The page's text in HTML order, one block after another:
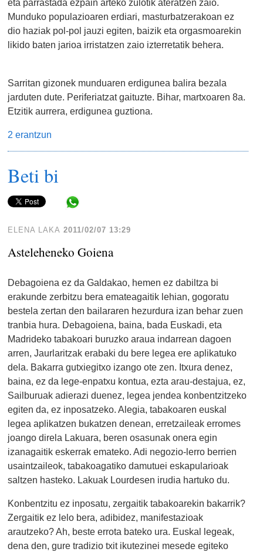
eta parrastada ezpain arteko zulotik ateratzen zaio.
Munduko populazioaren erdiari, masturbatzerakoan ez
dio haziak pol-pol jauzi egiten, baizik eta orgasmoarekin
likido baten jarioa irristatzen zaio izterretatik behera.
Sarritan gizonek munduaren erdigunea balira bezala
jarduten dute. Periferiatzat gaituzte. Bihar, martxoaren 8a.
Etzitik aurrera, erdigunea guztiona.
2 erantzun
Beti bi
ELENA LAKA 2011/02/07 13:29
Asteleheneko Goiena
Debagoiena ez da Galdakao, hemen ez dabiltza bi
erakunde zerbitzu bera emateagaitik lehian, gogoratu
bestela zertan den bailararen hezurdura izan behar zuen
tranbia hura. Debagoiena, baina, bada Euskadi, eta
Madrideko tabakoari buruzko araua indarrean dagoen
arren, Jaurlaritzak erabaki du bere legea ere aplikatuko
dela. Bakarra gutxiegitxo izango ote zen. Itxura denez,
baina, ez da lege-enpatxu kontua, ezta arau-destajua, ez,
Sailburuak adierazi duenez, legea jendea konbentzitzeko
egiten da, ez inposatzeko. Alegia, tabakoaren euskal
legea aplikatzen bukatzen denean, erretzaileak erromes
joango direla Lakuara, beren osasunak onera egin
izanagaitik eskerrak emateko. Adi negozio-lerro berrien
usaintzaileok, tabakoagatiko damutuei eskapularioak
saltzen hasteko. Lakuak Lourdesen irudia hartuko du.
Konbentzitu ez inposatu, zergaitik tabakoarekin bakarrik?
Zergaitik ez lelo bera, adibidez, manifestazioak
arautzeko? Ah, beste errota bateko ura. Euskal legeak,
dena den, gure tradizio txit ikutezinei mesede egiteko